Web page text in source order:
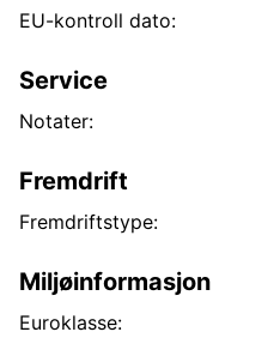
EU-kontroll dato:
Service
Notater:
Fremdrift
Fremdriftstype:
Miljøinformasjon
Euroklasse: